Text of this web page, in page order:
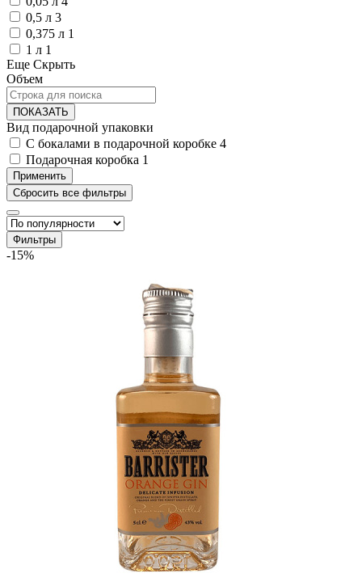
0,5 л 3
0,375 л 1
1 л 1
Еще Скрыть
Объем
ПОКАЗАТЬ
Вид подарочной упаковки
С бокалами в подарочной коробке 4
Подарочная коробка 1
Фильтры
-15%